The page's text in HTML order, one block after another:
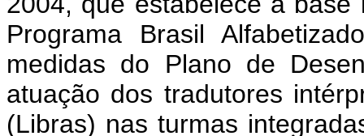
Programa Brasil
medidas do Plano de
atuação dos tradutores
(Libras) nas turmas